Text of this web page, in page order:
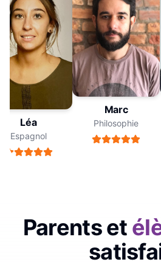
Léa
Espagnol
Marc
Philosophie
Parents et